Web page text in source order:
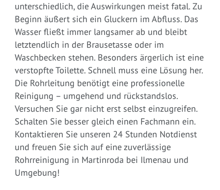
unterschiedlich, die Auswirkungen meist fatal. Zu
Beginn äußert sich ein Gluckern im Abfluss. Das
Wasser fließt immer langsamer ab und bleibt
letztendlich in der Brausetasse oder im
Waschbecken stehen. Besonders ärgerlich ist eine
verstopfte Toilette. Schnell muss eine Lösung her.
Die Rohrleitung benötigt eine professionelle
Reinigung – umgehend und rückstandslos.
Versuchen Sie gar nicht erst selbst einzugreifen.
Schalten Sie besser gleich einen Fachmann ein.
Kontaktieren Sie unseren 24 Stunden Notdienst
und freuen Sie sich auf eine zuverlässige
Rohrreinigung in Martinroda bei Ilmenau und
Umgebung!